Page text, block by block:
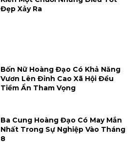
Đẹp Xảy Ra
Bốn Nữ Hoàng Đạo Có Khả Năng
Vươn Lên Đỉnh Cao Xã Hội Đều
Tiềm Ẩn Tham Vọng
Ba Cung Hoàng Đạo Có May Mắn
Nhất Trong Sự Nghiệp Vào Tháng
8